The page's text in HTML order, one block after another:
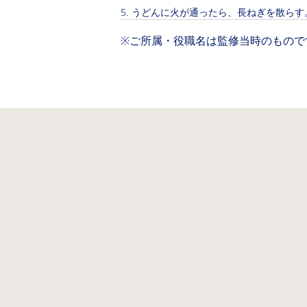
うどんに火が通ったら、長ねぎを散らす
※ご所属・役職名は監修当時のもの